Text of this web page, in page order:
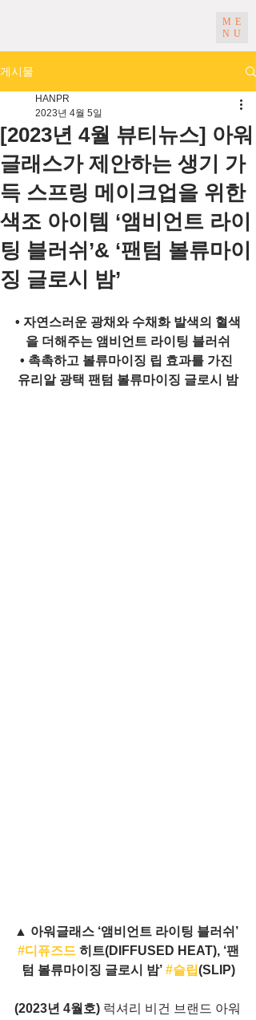
ME
NU
게시물
[2023년 4월 뷰티뉴스] 아워
글래스가 제안하는 생기 가
득 스프링 메이크업을 위한
색조 아이템 ‘앰비언트 라이
팅 블러쉬’& ‘팬텀 볼류마이
징 글로시 밤’
HANPR
2023년 4월 5일
• 자연스러운 광채와 수채화 발색의 혈색
을 더해주는 앰비언트 라이팅 블러쉬
• 촉촉하고 볼류마이징 립 효과를 가진
유리알 광택 팬텀 볼류마이징 글로시 밤
▲ 아워글래스 ‘앰비언트 라이팅 블러쉬’
#디퓨즈드 히트(DIFFUSED HEAT), ‘팬
텀 볼류마이징 글로시 밤’ #슬립(SLIP)
(2023년 4월호) 럭셔리 비건 브랜드 아워